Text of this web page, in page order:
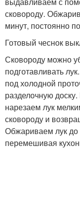
сковороду.
минут, постоянно
Готовый чеснок
Сковороду можно
подготавливать
под холодной
разделочную
нарезаем лук
сковороду и
Обжариваем лук до
перемешивая